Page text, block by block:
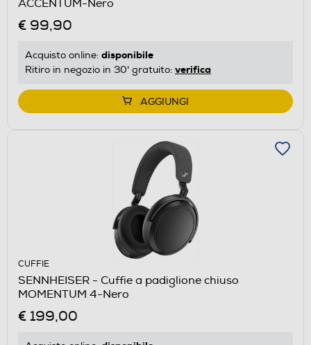
ACCENTUM-Nero
€ 99,90
Acquisto online: disponibile
Ritiro in negozio in 30' gratuito: verifica
AGGIUNGI
CUFFIE
SENNHEISER - Cuffie a padiglione chiuso
MOMENTUM 4-Nero
€ 199,00